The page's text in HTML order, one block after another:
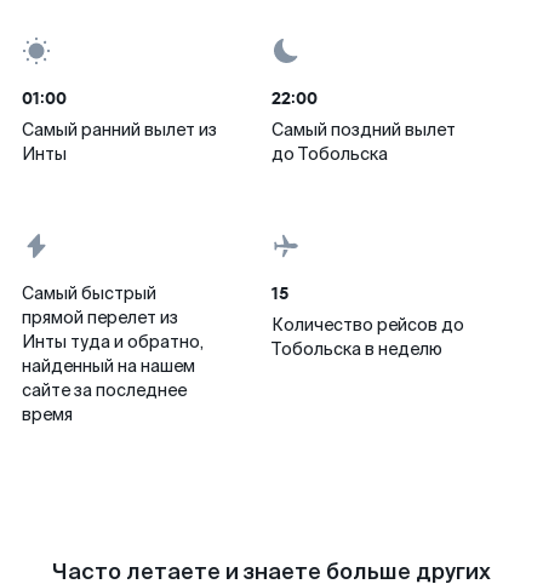
01:00
Самый ранний вылет из
Инты
22:00
Самый поздний вылет
до Тобольска
Самый быстрый
прямой перелет из
Инты туда и обратно,
найденный на нашем
сайте за последнее
время
15
Количество рейсов до
Тобольска в неделю
Часто летаете и знаете больше других